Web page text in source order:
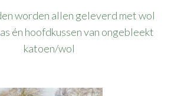
worden allen geleverd met wol
én hoofdkussen van ongebleekt
katoen/wol